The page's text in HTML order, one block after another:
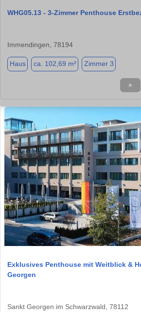
WHG05.13 - 3-Zimmer Penthouse
Immendingen, 78194
Haus ca. 102,69 m² Zimmer 3
★
Exklusives Penthouse mit Weitblick &
Georgen
Sankt Georgen im Schwarzwald, 78112